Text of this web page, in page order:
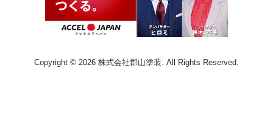
Copyright © 2026 株式会社郡山塗装. All Rights Reserved.